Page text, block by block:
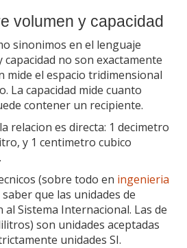
volumen y capacidad
sinonimos en el lenguaje
no son exactamente
mide el espacio tridimensional
La capacidad mide cuanto
contener un recipiente.
relacion es directa: 1 decimetro
y 1 centimetro cubico
(sobre todo en ingenieria
que las unidades de
Sistema Internacional. Las de
son unidades aceptadas
unidades SI.